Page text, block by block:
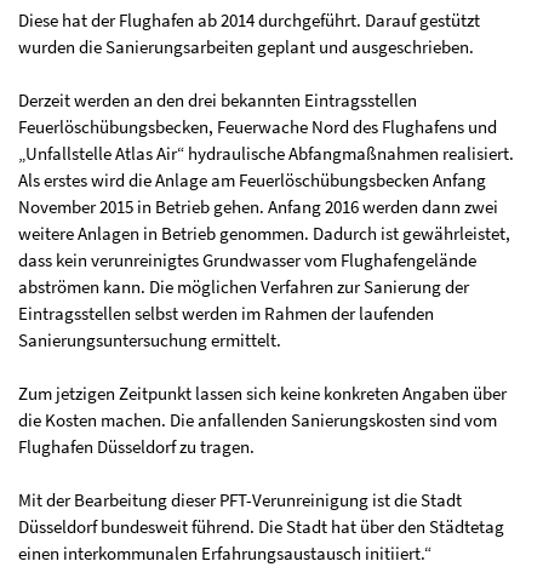
Diese hat der Flughafen ab 2014 durchgeführt. Darauf gestützt
wurden die Sanierungsarbeiten geplant und ausgeschrieben.
Derzeit werden an den drei bekannten Eintragsstellen
Feuerlöschübungsbecken, Feuerwache Nord des Flughafens und
„Unfallstelle Atlas Air“ hydraulische Abfangmaßnahmen realisiert.
Als erstes wird die Anlage am Feuerlöschübungsbecken Anfang
November 2015 in Betrieb gehen. Anfang 2016 werden dann zwei
weitere Anlagen in Betrieb genommen. Dadurch ist gewährleistet,
dass kein verunreinigtes Grundwasser vom Flughafengelände
abströmen kann. Die möglichen Verfahren zur Sanierung der
Eintragsstellen selbst werden im Rahmen der laufenden
Sanierungsuntersuchung ermittelt.
Zum jetzigen Zeitpunkt lassen sich keine konkreten Angaben über
die Kosten machen. Die anfallenden Sanierungskosten sind vom
Flughafen Düsseldorf zu tragen.
Mit der Bearbeitung dieser PFT-Verunreinigung ist die Stadt
Düsseldorf bundesweit führend. Die Stadt hat über den Städtetag
einen interkommunalen Erfahrungsaustausch initiiert.“